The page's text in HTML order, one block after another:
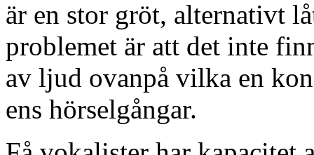
är en stor gröt, alternativt
problemet är att det inte
av ljud ovanpå vilka en
ens hörselgångar.